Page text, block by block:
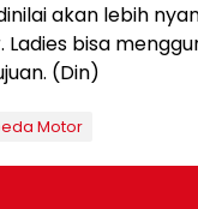
akan lebih
bisa
(Din)
Motor